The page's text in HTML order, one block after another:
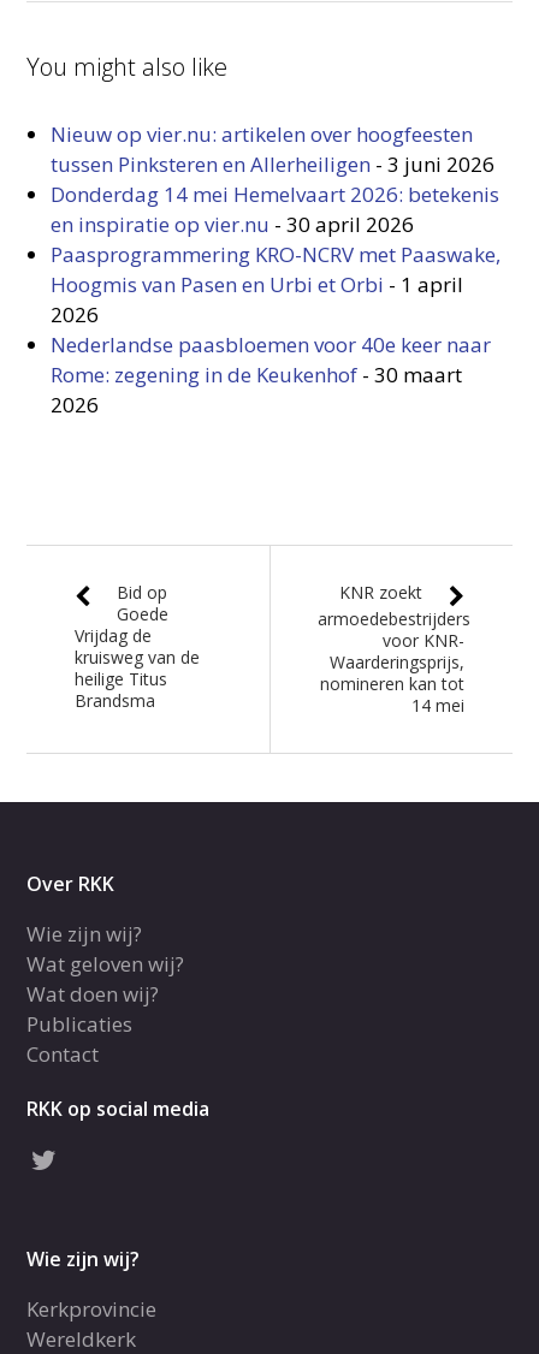
You might also like
Nieuw op vier.nu: artikelen over hoogfeesten
tussen Pinksteren en Allerheiligen -3 juni 2026
Donderdag 14 mei Hemelvaart 2026: betekenis
en inspiratie op vier.nu -30 april 2026
Paasprogrammering KRO-NCRV met Paaswake,
Hoogmis van Pasen en Urbi et Orbi - 1 april
2026
Nederlandse paasbloemen voor 40e keer naar
Rome: zegening in de Keukenhof -30 maart
2026
Bid op
Goede
Vrijdag de
kruisweg van de
heilige Titus
Brandsma
KNR zoekt
armoedebestrijders
voor KNR-
Waarderingsprijs,
nomineren kan tot
14 mei
Over RKK
Wie zijn wij?
Wat geloven wij?
Wat doen wij?
Publicaties
Contact
RKK op social media
Wie zijn wij?
Kerkprovincie
Wereldkerk